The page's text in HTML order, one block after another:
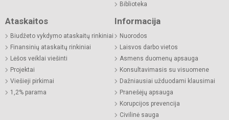
Biblioteka
Ataskaitos
Biudžeto vykdymo ataskaitų rinkiniai
Finansinių ataskaitų rinkiniai
Lėšos veiklai viešinti
Projektai
Viešieji pirkimai
1,2% parama
Informacija
Nuorodos
Laisvos darbo vietos
Asmens duomenų apsauga
Konsultavimasis su visuomene
Dažniausiai užduodami klausimai
Pranešėjų apsauga
Korupcijos prevencija
Civilinė sauga